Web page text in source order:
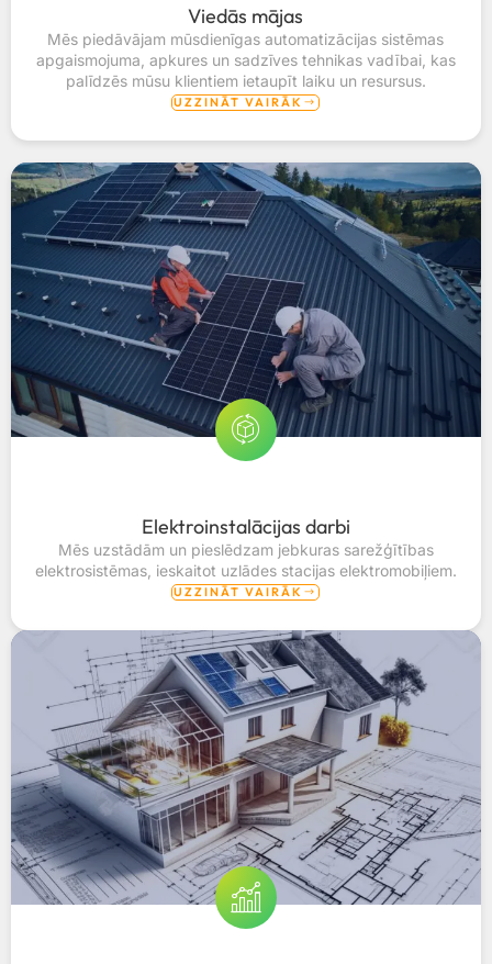
Viedās mājas
Mēs piedāvājam mūsdienīgas automatizācijas sistēmas
apgaismojuma, apkures un sadzīves tehnikas vadībai, kas
palīdzēs mūsu klientiem ietaupīt laiku un resursus.
UZZINĀT VAIRĀK
Elektroinstalācijas darbi
Mēs uzstādām un pieslēdzam jebkuras sarežģītības
elektrosistēmas, ieskaitot uzlādes stacijas elektromobiļiem.
UZZINĀT VAIRĀK